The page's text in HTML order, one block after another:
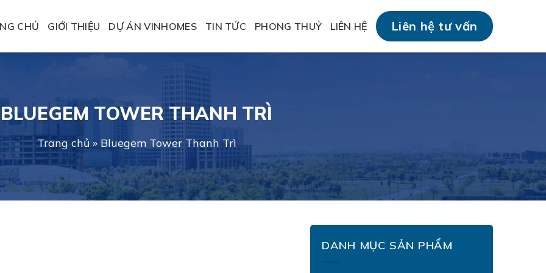
CHỦ GIỚI THIỆU DỰ ÁN VINHOMES TIN TỨC PHONG THUỶ LIÊN HỆ Liên hệ tư vấn
BLUEGEM TOWER THANH TRÌ
Trang chủ » Bluegem Tower Thanh Trì
DANH MỤC SẢN PHẨM